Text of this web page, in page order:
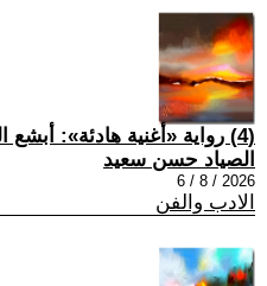
(4) رواية «أغنية هادئة»: أبشع الفجائع ما تنمو بالتدريج
الصياد حسن سعيد
2026 / 8 / 6
الادب والفن